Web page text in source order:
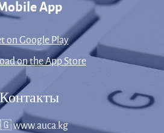
App
on Google Play
on the App Store
www.auca.kg